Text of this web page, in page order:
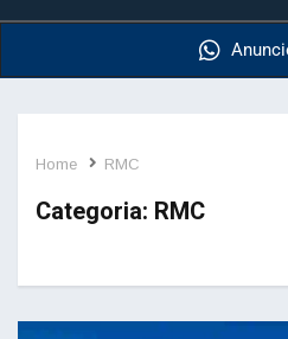
Home RMC
Categoria: RMC